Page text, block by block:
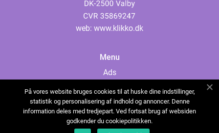
web: www.klikko.dk
Menu
Ads
Cookies
Contact
Sitemap
På vores website bruges cookies til at huske dine indstillinger,
statistik og personalisering af indhold og annoncer. Denne
information deles med tredjepart. Ved fortsat brug af websiden
godkender du cookiepolitikken.